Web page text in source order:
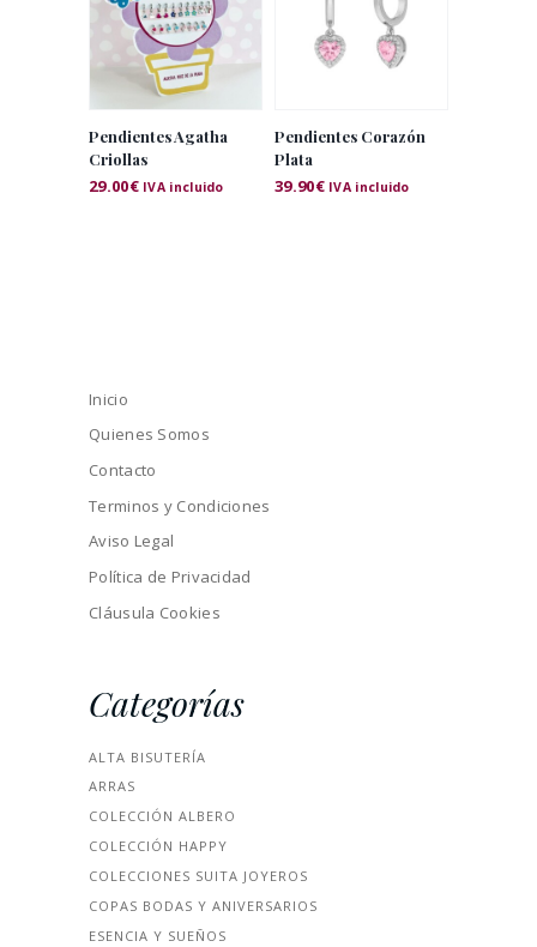
Pendientes Agatha
Criollas
29.00€ IVA incluido
Pendientes Corazón
Plata
39.90€ IVA incluido
Inicio
Quienes Somos
Contacto
Terminos y Condiciones
Aviso Legal
Política de Privacidad
Cláusula Cookies
Categorías
ALTA BISUTERÍA
ARRAS
COLECCIÓN ALBERO
COLECCIÓN HAPPY
COLECCIONES SUITA JOYEROS
COPAS BODAS Y ANIVERSARIOS
ESENCIA Y SUEÑOS